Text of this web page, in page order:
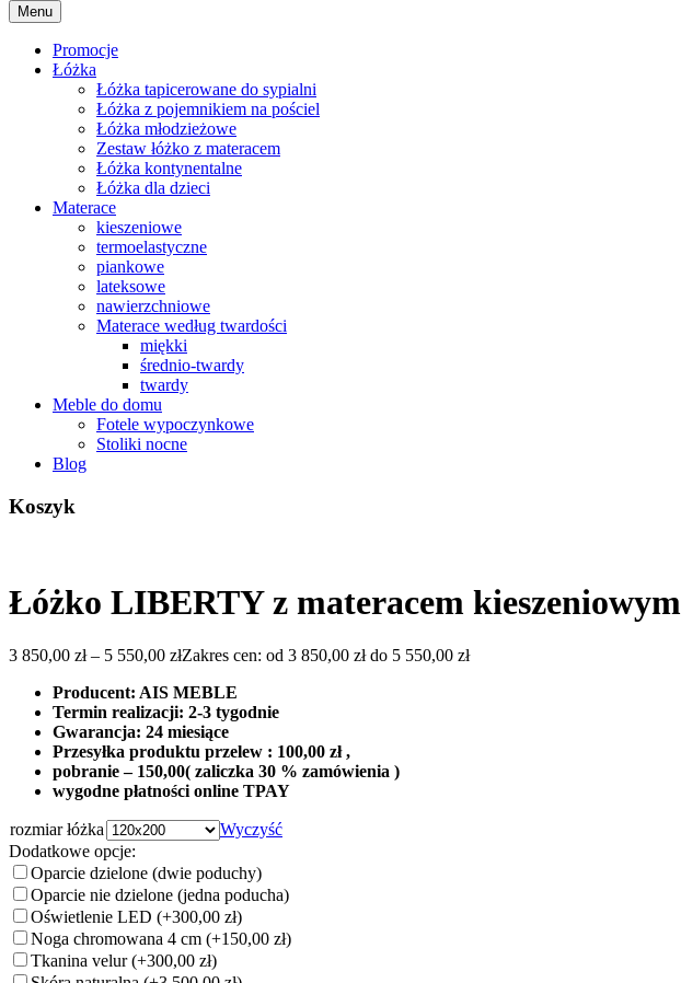
Menu
Promocje
Łóżka
Łóżka tapicerowane do sypialni
Łóżka z pojemnikiem na pościel
Łóżka młodzieżowe
Zestaw łóżko z materacem
Łóżka kontynentalne
Łóżka dla dzieci
Materace
kieszeniowe
termoelastyczne
piankowe
lateksowe
nawierzchniowe
Materace według twardości
miękki
średnio-twardy
twardy
Meble do domu
Fotele wypoczynkowe
Stoliki nocne
Blog
Koszyk
Łóżko LIBERTY z materacem kieszeniowym
3 850,00 zł – 5 550,00 złZakres cen: od 3 850,00 zł do 5 550,00 zł
Producent: AIS MEBLE
Termin realizacji: 2-3 tygodnie
Gwarancja: 24 miesiące
Przesyłka produktu przelew : 100,00 zł ,
pobranie – 150,00( zaliczka 30 % zamówienia )
wygodne płatności online TPAY
rozmiar łóżka
Wyczyść
Dodatkowe opcje:
Oparcie dzielone (dwie poduchy)
Oparcie nie dzielone (jedna poducha)
Oświetlenie LED (+300,00 zł)
Noga chromowana 4 cm (+150,00 zł)
Tkanina velur(+300,00 zł)